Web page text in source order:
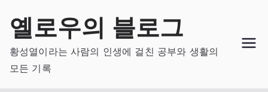
content
옐로우의 블로그
황성열이라는 사람의 인생에 걸친 공부와 생활의
모든 기록